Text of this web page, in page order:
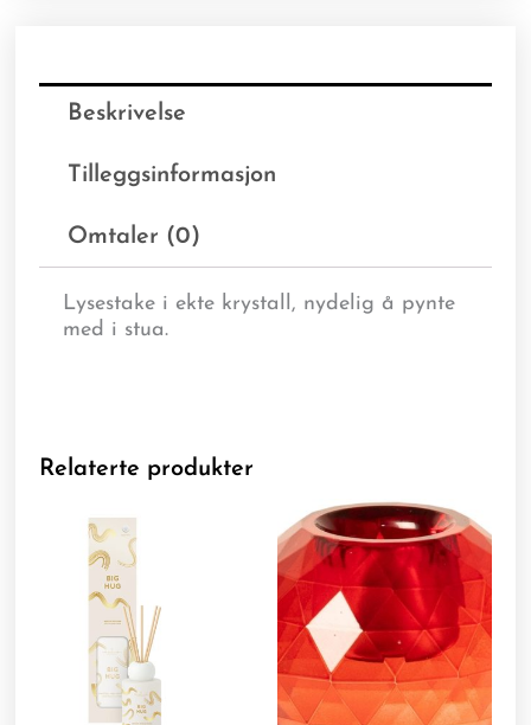
Beskrivelse
Tilleggsinformasjon
Omtaler (0)
Lysestake i ekte krystall, nydelig å pynte
med i stua.
Relaterte produkter